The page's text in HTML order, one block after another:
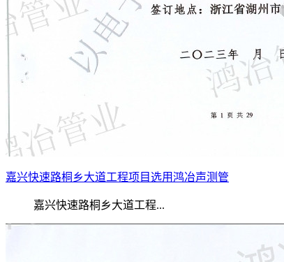
嘉兴快速路桐乡大道工程项目选用鸿冶声测管
嘉兴快速路桐乡大道工程...